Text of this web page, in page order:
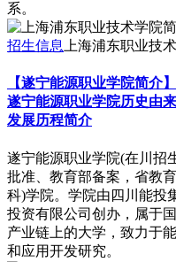
系。
招生信息 上海浦东职业技
【遂宁能源职业学院简介
遂宁能源职业学院历史由
发展历程简介
遂宁能源职业学院(在川招
批准、教育部备案，省教
科)学院。学院由四川能投
投资有限公司创办，属于
产业链上的大学，致力于
和应用开发研究。